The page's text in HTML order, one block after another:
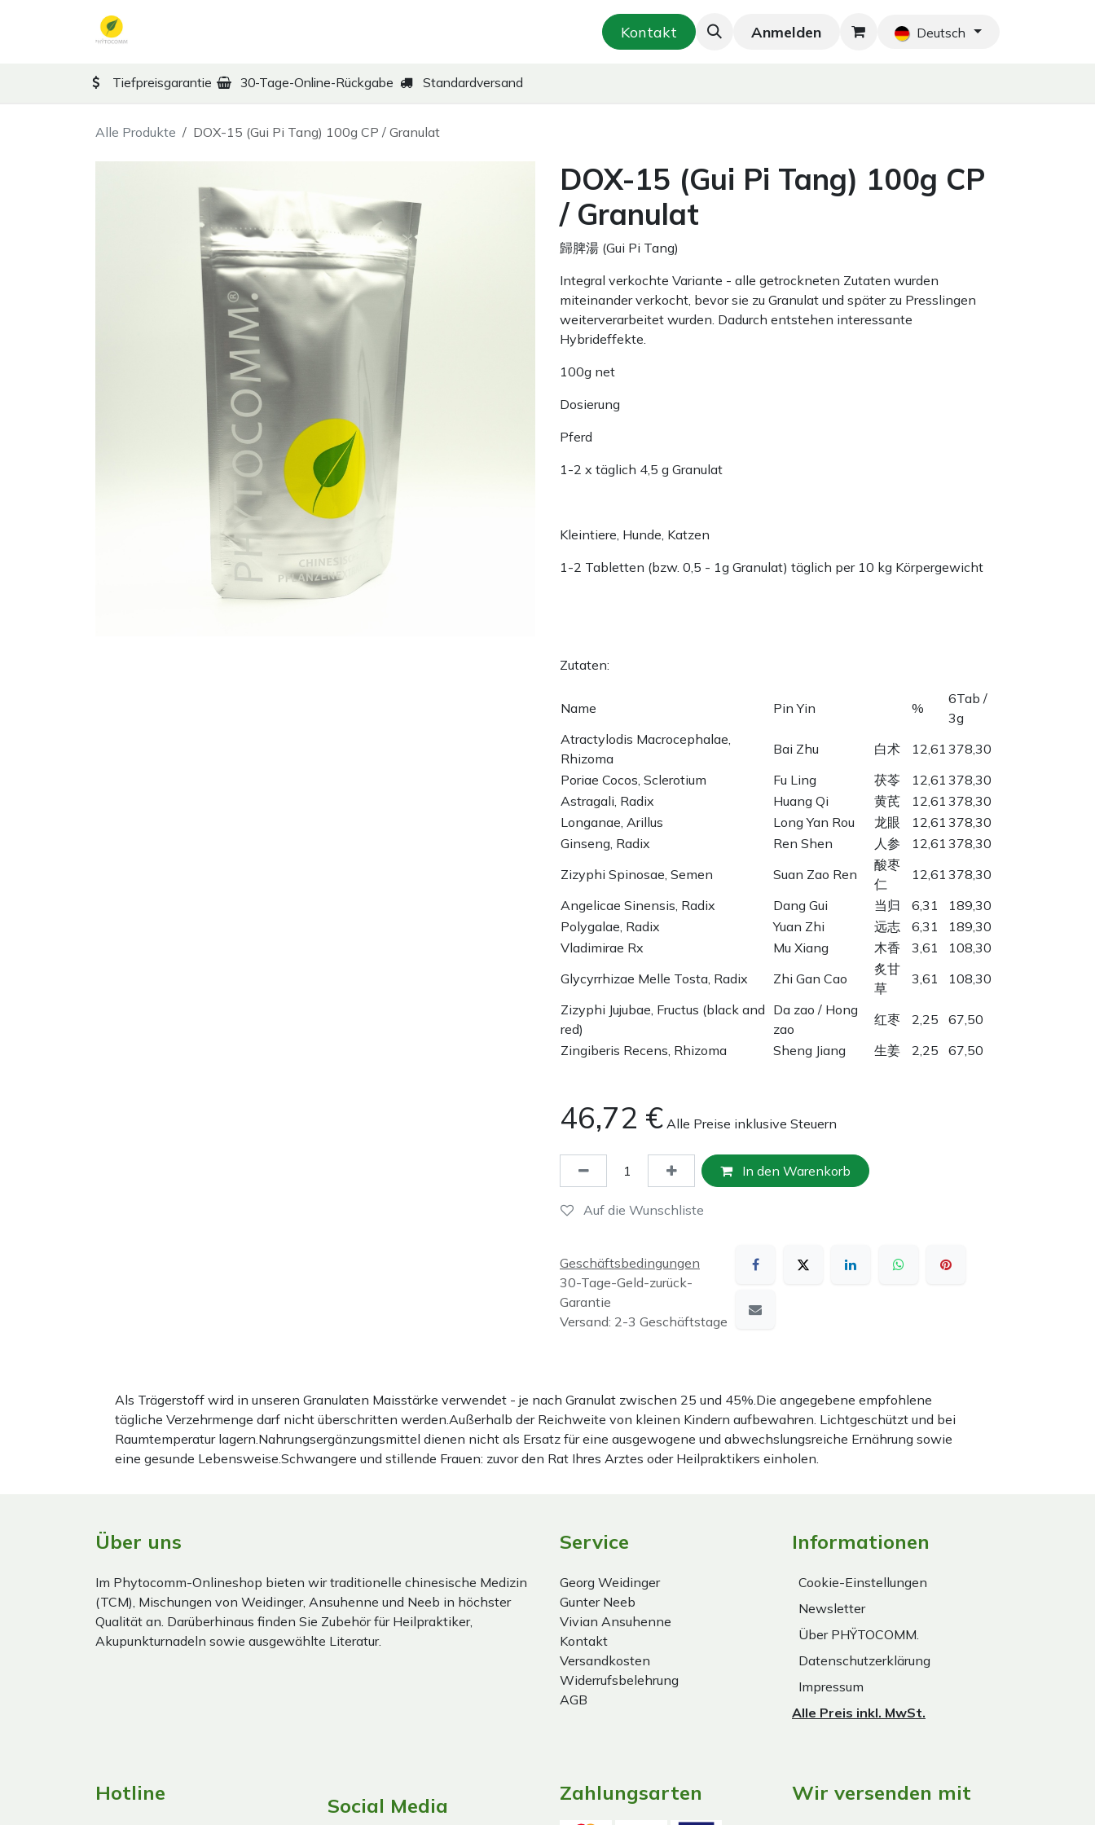
Kräuter-Zubereitungen Neu! Blog Home Shop
Kontakt Anmelden Deutsch
Tiefpreisgarantie 30-Tage-Online-Rückgabe Standardversand
Alle Produkte DOX-15 (Gui Pi Tang) 100g CP / Granulat
DOX-15 (Gui Pi Tang) 100g CP
/ Granulat
歸脾湯 (Gui Pi Tang)
Integral verkochte Variante - alle getrockneten Zutaten wurden
miteinander verkocht, bevor sie zu Granulat und später zu Presslingen
weiterverarbeitet wurden. Dadurch entstehen interessante
Hybrideffekte.
100g net
Dosierung
Pferd
1-2 x täglich 4,5 g Granulat
Kleintiere, Hunde, Katzen
1-2 Tabletten (bzw. 0,5 - 1g Granulat) täglich per 10 kg Körpergewicht
Zutaten:
Name Pin Yin %
6Tab /
3g
Atractylodis Macrocephalae,
Rhizoma
Bai Zhu 白术 12,61 378,30
Poriae Cocos, Sclerotium
Fu Ling 茯苓 12,61 378,30
Astragali, Radix
Huang Qi 黄芪 12,61 378,30
Longanae, Arillus
Long Yan Rou 龙眼 12,61 378,30
Ginseng, Radix
Ren Shen 人参 12,61 378,30
Zizyphi Spinosae, Semen
Suan Zao Ren
酸枣
仁
12,61 378,30
Angelicae Sinensis, Radix
Dang Gui 当归 6,31
189,30
Polygalae, Radix
Yuan Zhi 远志 6,31
189,30
Vladimirae Rx
Mu Xiang 木香 3,61
108,30
Glycyrrhizae Melle Tosta, Radix
Zhi Gan Cao
炙甘
草
3,61
108,30
Zizyphi Jujubae, Fructus (black and
red)
Da zao / Hong
zao
红枣 2,25
67,50
Zingiberis Recens, Rhizoma
Sheng Jiang 生姜 2,25 67,50
46,72 € Alle Preise inklusive Steuern
In den Warenkorb
Auf die Wunschliste
Geschäftsbedingungen
30-Tage-Geld-zurück-
Garantie
Versand: 2-3 Geschäftstage
Als Trägerstoff wird in unseren Granulaten Maisstärke verwendet - je nach Granulat zwischen 25 und 45%.Die angegebene empfohlene
tägliche Verzehrmenge darf nicht überschritten werden.Außerhalb der Reichweite von kleinen Kindern aufbewahren. Lichtgeschützt und bei
Raumtemperatur lagern.Nahrungsergänzungsmittel dienen nicht als Ersatz für eine ausgewogene und abwechslungsreiche Ernährung sowie
eine gesunde Lebensweise.Schwangere und stillende Frauen: zuvor den Rat Ihres Arztes oder Heilpraktikers einholen.
Über uns
Im Phytocomm-Onlineshop bieten wir traditionelle chinesische Medizin
(TCM), Mischungen von Weidinger, Ansuhenne und Neeb in höchster
Qualität an. Darüberhinaus finden Sie Zubehör für Heilpraktiker,
Akupunkturnadeln sowie ausgewählte Literatur.
Service
Georg Weidinger
Gunter Neeb
Vivian Ansuhenne
Kontakt
Versandkosten
Widerrufsbelehrung
AGB
Informationen
Cookie-Einstellungen
Newsletter
Über PHŸTOCOMM.
Datenschutzerklärung
Impressum
Alle Preis inkl. MwSt.
Hotline
Social Media
Zahlungsarten Wir versenden mit